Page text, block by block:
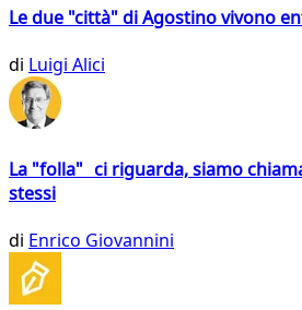
Le due "città" di Agostino vivono
di Luigi Alici
La "folla" ci riguarda, siamo
stessi
di Enrico Giovannini